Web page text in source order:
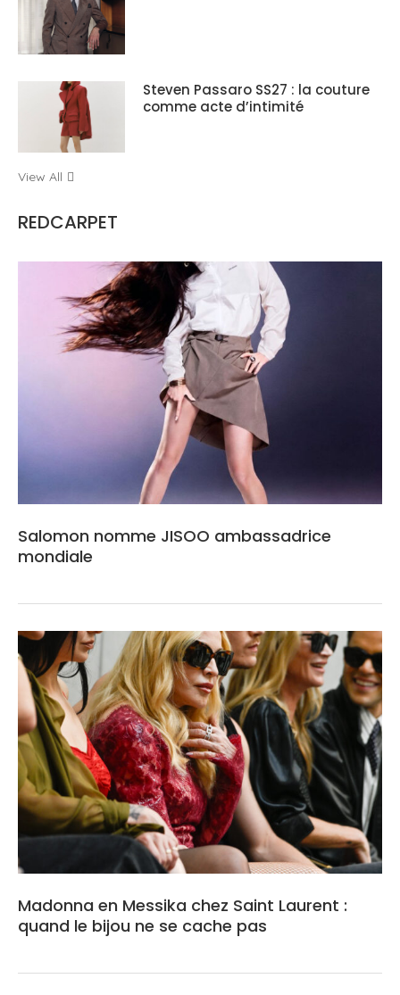
Steven Passaro SS27 : la couture
comme acte d’intimité
View All
REDCARPET
Salomon nomme JISOO ambassadrice
mondiale
Madonna en Messika chez Saint Laurent :
quand le bijou ne se cache pas